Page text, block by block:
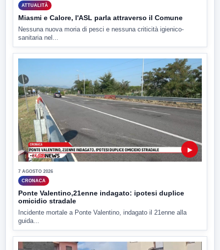
ATTUALITÀ
Miasmi e Calore, l'ASL parla attraverso il Comune
Nessuna nuova moria di pesci e nessuna criticità igienico-
sanitaria nel...
▶
7 AGOSTO 2026
CRONACA
Ponte Valentino,21enne indagato: ipotesi duplice
omicidio stradale
Incidente mortale a Ponte Valentino, indagato il 21enne alla
guida...